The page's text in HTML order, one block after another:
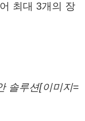
최대 3개의 장
솔루션[이미지=